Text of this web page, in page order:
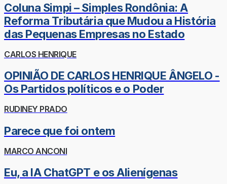
Coluna Simpi – Simples Rondônia: A
Reforma Tributária que Mudou a História
das Pequenas Empresas no Estado
CARLOS HENRIQUE
OPINIÃO DE CARLOS HENRIQUE ÂNGELO -
Os Partidos políticos e o Poder
RUDINEY PRADO
Parece que foi ontem
MARCO ANCONI
Eu, a IA ChatGPT e os Alienígenas